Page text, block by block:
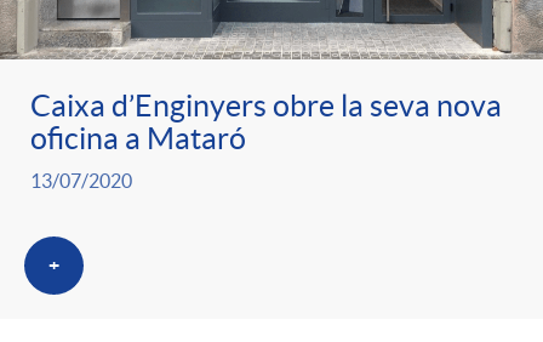
Caixa d’Enginyers obre la seva nova
oficina a Mataró
13/07/2020
+